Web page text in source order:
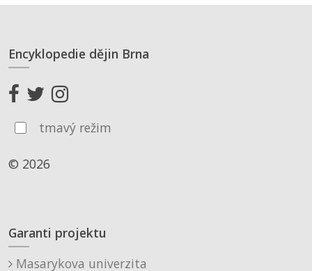
Encyklopedie dějin Brna
tmavý režim
© 2026
Garanti projektu
Masarykova univerzita